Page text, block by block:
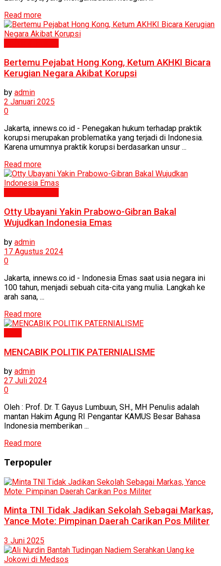
Read more
Bertemu Pejabat Hong Kong, Ketum AKHKI Bicara
Kerugian Negara Akibat Korupsi
by admin
2 Januari 2025
0
Jakarta, innews.co.id - Penegakan hukum terhadap praktik
korupsi merupakan problematika yang terjadi di Indonesia.
Karena umumnya praktik korupsi berdasarkan unsur ...
Read more
Otty Ubayani Yakin Prabowo-Gibran Bakal
Wujudkan Indonesia Emas
by admin
17 Agustus 2024
0
Jakarta, innews.co.id - Indonesia Emas saat usia negara ini
100 tahun, menjadi sebuah cita-cita yang mulia. Langkah ke
arah sana, ...
Read more
MENCABIK POLITIK PATERNIALISME
by admin
27 Juli 2024
0
Oleh : Prof. Dr. T. Gayus Lumbuun, SH., MH Penulis adalah
mantan Hakim Agung RI Pengantar KAMUS Besar Bahasa
Indonesia memberikan ...
Read more
Terpopuler
Minta TNI Tidak Jadikan Sekolah Sebagai Markas,
Yance Mote: Pimpinan Daerah Carikan Pos Militer
3 Juni 2025